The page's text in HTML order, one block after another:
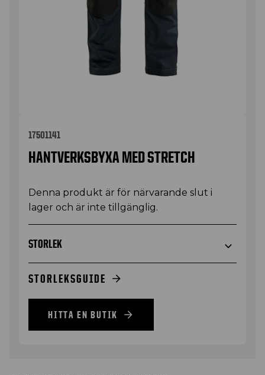
17501141
HANTVERKSBYXA MED STRETCH
Denna produkt är för närvarande slut i
lager och är inte tillgänglig.
STORLEK
STORLEKSGUIDE
HITTA EN BUTIK